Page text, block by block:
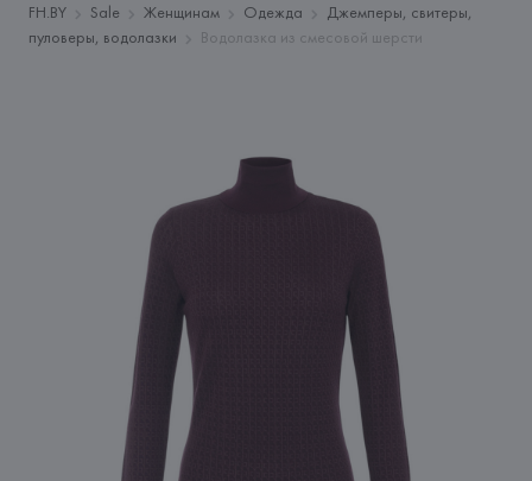
FH.BY Sale Женщинам Одежда
Джемперы, свитеры,
пуловеры, водолазки
Водолазка из смесовой шерсти